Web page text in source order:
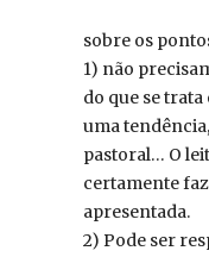
sobre os
1) não
do que se
uma
pastoral… O
certamente
apresentada.
2) Pode ser